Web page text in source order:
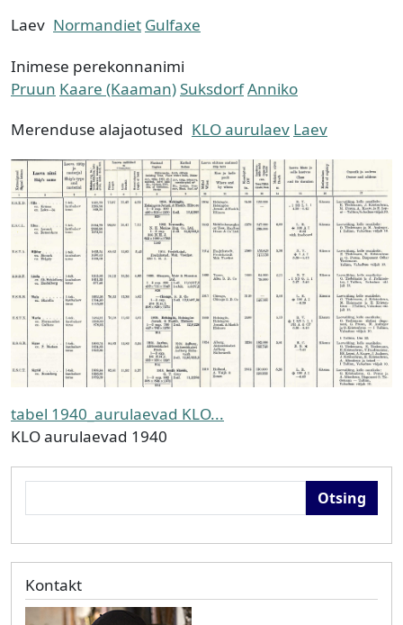
Laev Normandiet Gulfaxe
Inimese perekonnanimi
Pruun Kaare (Kaaman) SuksdorfAnniko
Merenduse alajaotused KLO aurulaev Laev
tabel 1940_aurulaevad KLO...
KLO aurulaevad 1940
Kontakt